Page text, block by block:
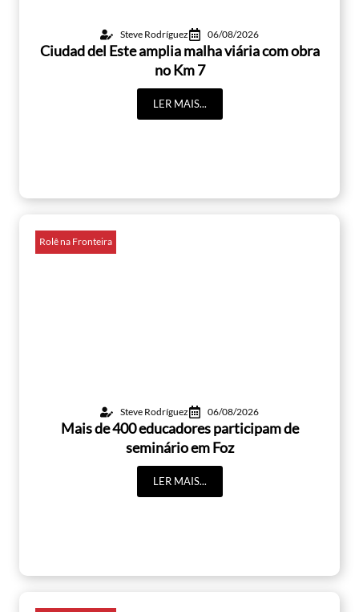
Steve Rodríguez 06/08/2026
Ciudad del Este amplia malha viária com obra
no Km 7
LER MAIS...
Rolê na Fronteira
Steve Rodríguez 06/08/2026
Mais de 400 educadores participam de
seminário em Foz
LER MAIS...